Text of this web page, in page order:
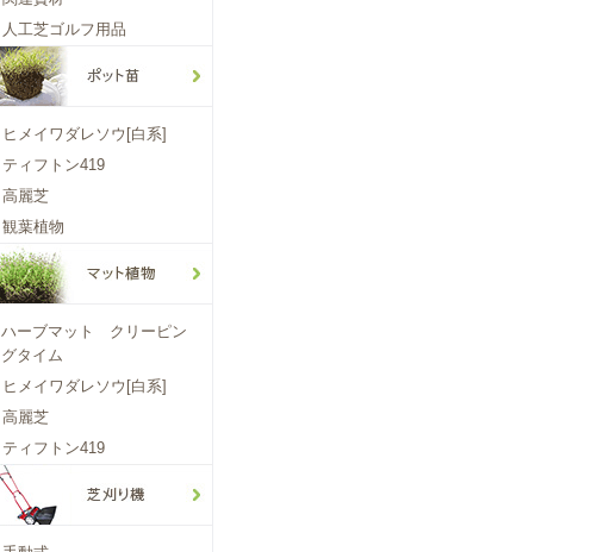
人工芝ゴルフ用品
ヒメイワダレソウ[白系]
ティフトン419
高麗芝
観葉植物
ハーブマット クリーピン
グタイム
ヒメイワダレソウ[白系]
高麗芝
ティフトン419